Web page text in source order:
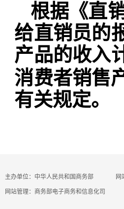
根据《直
给直销员的
产品的收入
消费者销售
有关规定。
主办单位：中华人民共和国商务部 网
网站管理：商务部电子商务和信息化司